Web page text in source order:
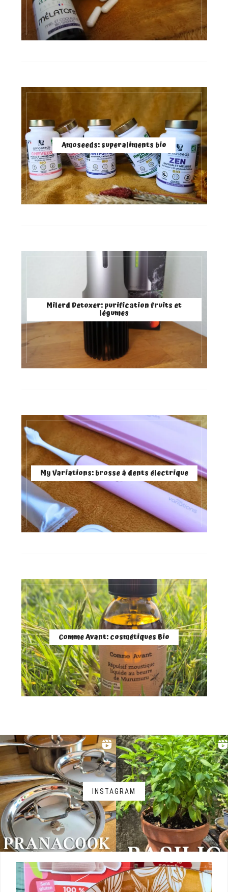
Amoseeds: superaliments bio
Milerd Detoxer: purification fruits et
légumes
My Variations: brosse à dents électrique
Comme Avant: cosmétiques Bio
INSTAGRAM